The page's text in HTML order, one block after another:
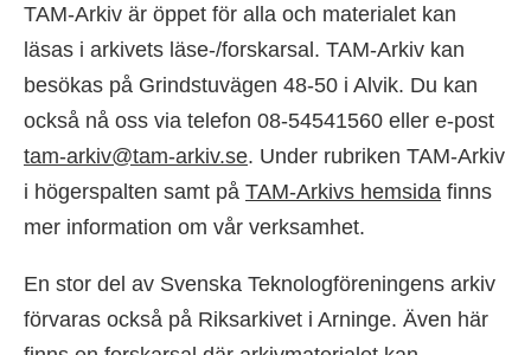
TAM-Arkiv är öppet för alla och materialet kan
läsas i arkivets läse-/forskarsal. TAM-Arkiv kan
besökas på Grindstuvägen 48-50 i Alvik. Du kan
också nå oss via telefon 08-54541560 eller e-post
tam-arkiv@tam-arkiv.se. Under rubriken TAM-Arkiv
i högerspalten samt på TAM-Arkivs hemsida finns
mer information om vår verksamhet.
En stor del av Svenska Teknologföreningens arkiv
förvaras också på Riksarkivet i Arninge. Även här